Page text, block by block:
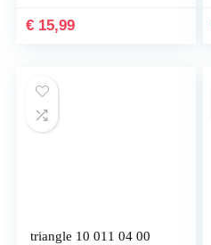
Newness Premium-
Ananaskernen…
€ 15,99
triangle 10 011 04 00